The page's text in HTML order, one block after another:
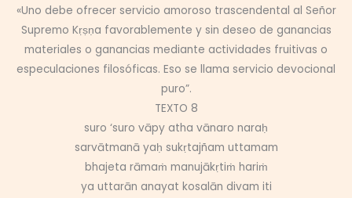
«Uno debe ofrecer servicio amoroso trascendental al Señor
Supremo Kṛṣṇa favorablemente y sin deseo de ganancias
materiales o ganancias mediante actividades fruitivas o
especulaciones filosóficas. Eso se llama servicio devocional
puro”.
TEXTO 8
suro ‘suro vāpy atha vānaro naraḥ
sarvātmanā yaḥ sukṛtajñam uttamam
bhajeta rāmaṁ manujākṛtiṁ hariṁ
ya uttarān anayat kosalān divam iti